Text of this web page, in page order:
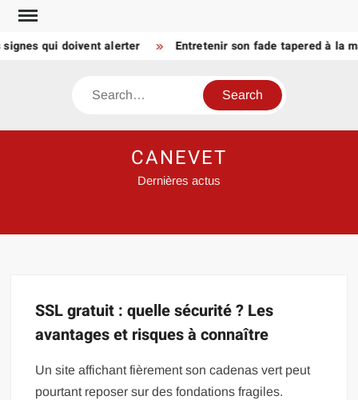
Skip
content qui doivent alerter Entretenir son fade tapered à la
Search
CANEVET
Dernières actus
SSL gratuit : quelle sécurité ? Les
avantages et risques à connaître
Un site affichant fièrement son cadenas vert peut
pourtant reposer sur des fondations fragiles.